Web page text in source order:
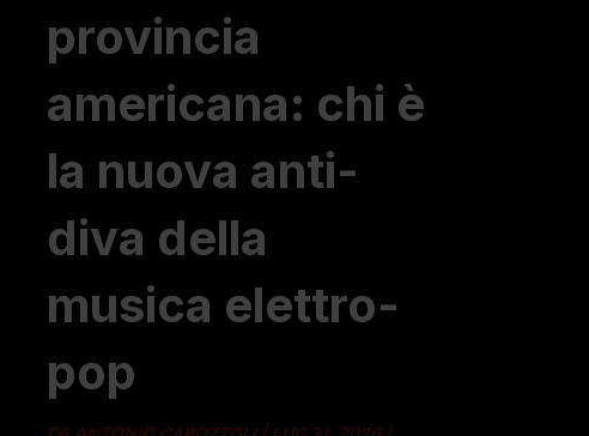
provincia
americana: chi è
la nuova anti-
diva della
musica elettro-
pop